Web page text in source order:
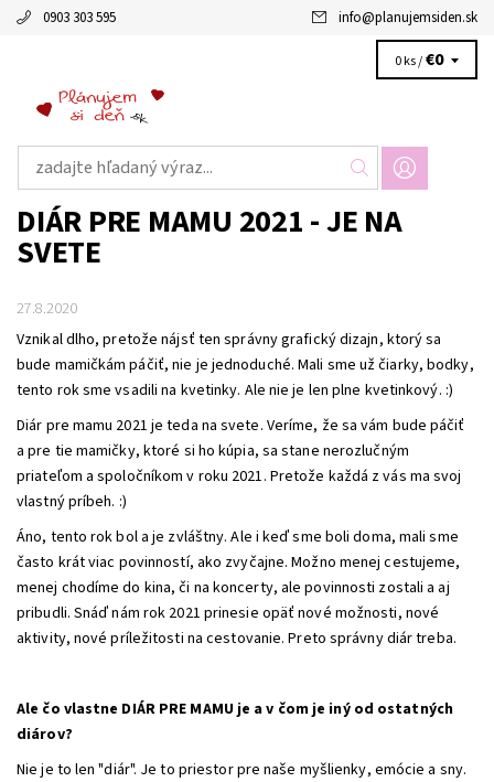
0903 303 595 info@planujemsiden.sk
0 ks /€0
DIÁR PRE MAMU 2021 - JE NA
SVETE
27.8.2020
Vznikal dlho, pretože nájsť ten správny grafický dizajn, ktorý sa
bude mamičkám páčiť, nie je jednoduché. Mali sme už čiarky, bodky,
tento rok sme vsadili na kvetinky. Ale nie je len plne kvetinkový. :)
Diár pre mamu 2021 je teda na svete. Veríme, že sa vám bude páčiť
a pre tie mamičky, ktoré si ho kúpia, sa stane nerozlučným
priateľom a spoločníkom v roku 2021. Pretože každá z vás ma svoj
vlastný príbeh. :)
Áno, tento rok bol a je zvláštny. Ale i keď sme boli doma, mali sme
často krát viac povinností, ako zvyčajne. Možno menej cestujeme,
menej chodíme do kina, či na koncerty, ale povinnosti zostali a aj
pribudli. Snáď nám rok 2021 prinesie opäť nové možnosti, nové
aktivity, nové príležitosti na cestovanie. Preto správny diár treba.
Ale čo vlastne DIÁR PRE MAMU je a v čom je iný od ostatných
diárov?
Nie je to len "diár". Je to priestor pre naše myšlienky, emócie a sny.